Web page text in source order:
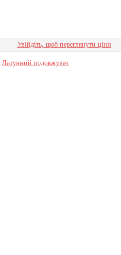
Увійдіть, щоб переглянути ціни
Латунний подовжувач